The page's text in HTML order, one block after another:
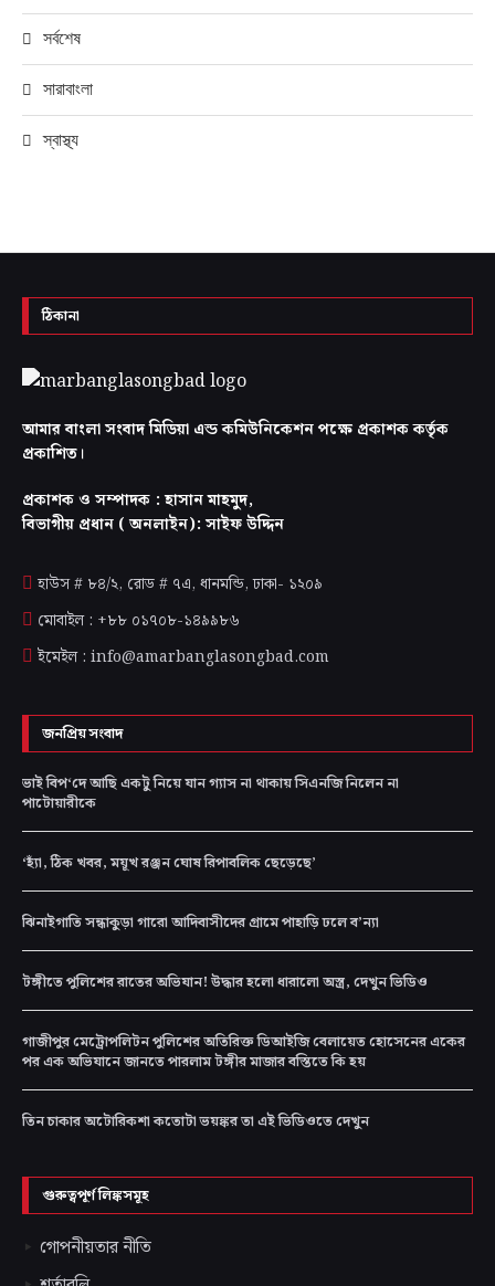
সর্বশেষ
সারাবাংলা
স্বাস্থ্য
ঠিকানা
আমার বাংলা সংবাদ মিডিয়া এন্ড কমিউনিকেশন পক্ষে প্রকাশক কর্তৃক
প্রকাশিত।
প্রকাশক ও সম্পাদক : হাসান মাহমুদ,
বিভাগীয় প্রধান ( অনলাইন): সাইফ উদ্দিন
হাউস # ৮৪/২, রোড # ৭এ, ধানমন্ডি, ঢাকা- ১২০৯
মোবাইল : +৮৮ ০১৭০৮-১৪৯৯৮৬
ইমেইল : info@amarbanglasongbad.com
জনপ্রিয় সংবাদ
ভাই বিপ‘দে আছি একটু নিয়ে যান গ্যাস না থাকায় সিএনজি নিলেন না
পাটোয়ারীকে
‘হ্যাঁ, ঠিক খবর, ময়ূখ রঞ্জন ঘোষ রিপাবলিক ছেড়েছে’
ঝিনাইগাতি সন্ধাকুড়া গারো আদিবাসীদের গ্রামে পাহাড়ি ঢলে ব’ন্যা
টঙ্গীতে পুলিশের রাতের অভিযান! উদ্ধার হলো ধারালো অস্ত্র, দেখুন ভিডিও
গাজীপুর মেট্রোপলিটন পুলিশের অতিরিক্ত ডিআইজি বেলায়েত হোসেনের একের
পর এক অভিযানে জানতে পারলাম টঙ্গীর মাজার বস্তিতে কি হয়
তিন চাকার অটোরিকশা কতোটা ভয়ঙ্কর তা এই ভিডিওতে দেখুন
গুরুত্বপূর্ণ লিঙ্কসমূহ
গোপনীয়তার নীতি